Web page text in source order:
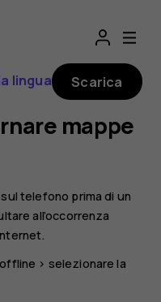
lingua Scarica
mappe
telefono prima di un
all’occorrenza
> selezionare la